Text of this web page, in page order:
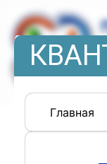
Главная